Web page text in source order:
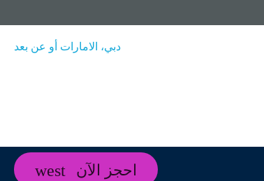
دبي، الامارات أو عن بعد
احجز الآن